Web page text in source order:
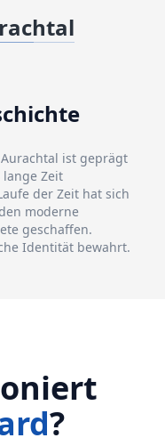
ist geprägt
Zeit
der Zeit hat sich
moderne
geschaffen.
Identität bewahrt.
?